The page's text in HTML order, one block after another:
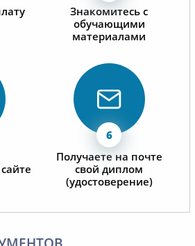
Знакомитесь с
обучающими
материалами
Получаете на почте
свой диплом
(удостоверение)